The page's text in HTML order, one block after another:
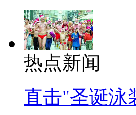
热点新闻
直击"圣诞泳